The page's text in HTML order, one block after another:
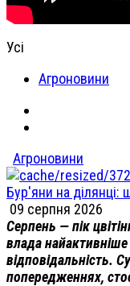
Усі
Агроновини
Агроновини
Бур'яни на ділянці:
09 серпня 2026
Серпень — пік
влада
відповідальність.
попередженнях,